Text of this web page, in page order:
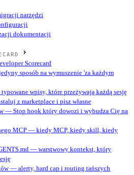
narzędzi
dokumentacji
Scorecard
sposób na wymuszenie 'za każdym
wpisy, które przeżywają każdą sesję
z marketplace i pisz własne
— Stop hook który dowozi i wybudza Cię na
MCP — kiedy MCP, kiedy skill, kiedy
— warstwowy kontekst, który
— alerty, hard cap i routing tańszych